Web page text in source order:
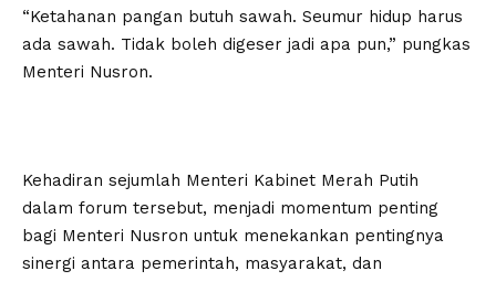
“Ketahanan pangan butuh sawah. Seumur hidup harus
ada sawah. Tidak boleh digeser jadi apa pun,” pungkas
Menteri Nusron.
Kehadiran sejumlah Menteri Kabinet Merah Putih
dalam forum tersebut, menjadi momentum penting
bagi Menteri Nusron untuk menekankan pentingnya
sinergi antara pemerintah, masyarakat, dan